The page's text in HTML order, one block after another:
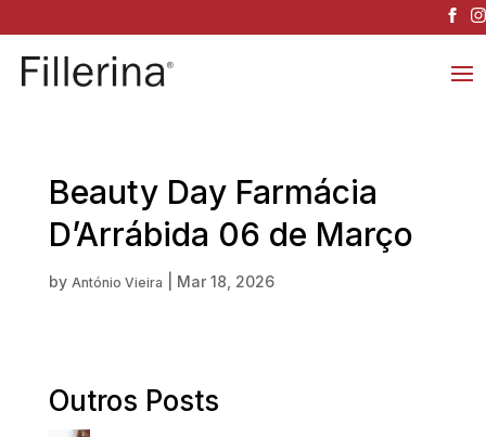
Beauty Day Farmácia
D’Arrábida 06 de Março
by António Vieira Mar 18, 2026
Outros Posts